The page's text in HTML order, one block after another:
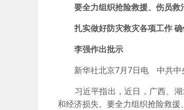
要全力组织抢险救援、伤员救
扎实做好防灾救灾各项工作
李强作出批示
新华社北京7月7日电 中共中央
习近平指出，近日，广西、湖
和经济损失。要全力组织抢险救援